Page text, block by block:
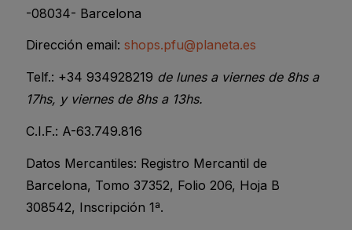
-08034- Barcelona
Dirección email:shops.pfu@planeta.es
Telf.: +34 934928219 de lunes a viernes de 8hs a
17hs, y viernes de 8hs a 13hs.
C.I.F.: A-63.749.816
Datos Mercantiles: Registro Mercantil de
Barcelona, Tomo 37352, Folio 206, Hoja B
308542, Inscripción 1ª.